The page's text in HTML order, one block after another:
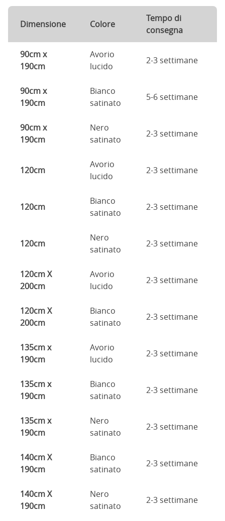
Dimensione Colore
Tempo di
consegna
90cm x
190cm
Avorio
lucido
2-3 settimane
90cm x
190cm
Bianco
satinato
5-6 settimane
90cm x
190cm
Nero
satinato
2-3 settimane
120cm
Avorio
lucido
2-3 settimane
120cm
Bianco
satinato
2-3 settimane
120cm
Nero
satinato
2-3 settimane
120cm X
200cm
Avorio
lucido
2-3 settimane
120cm X
200cm
Bianco
satinato
2-3 settimane
135cm x
190cm
Avorio
lucido
2-3 settimane
135cm x
190cm
Bianco
satinato
2-3 settimane
135cm x
190cm
Nero
satinato
2-3 settimane
140cm X
190cm
Bianco
satinato
2-3 settimane
140cm X
190cm
Nero
satinato
2-3 settimane